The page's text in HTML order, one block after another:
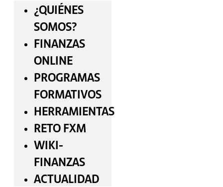
¿QUIÉNES
SOMOS?
FINANZAS
ONLINE
PROGRAMAS
FORMATIVOS
HERRAMIENTAS
RETO FXM
WIKI-
FINANZAS
ACTUALIDAD